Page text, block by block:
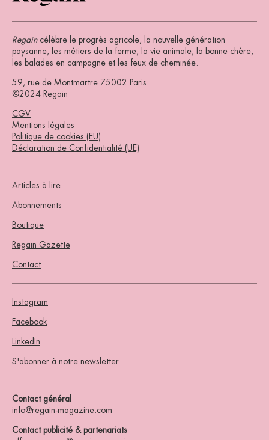
Regaincélèbre le progrès agricole, la nouvelle génération
paysanne, les métiers de la ferme, la vie animale, la bonne chère,
les balades en campagne et les feux de cheminée.
59, rue de Montmartre 75002 Paris
©2024 Regain
CGV
Mentions légales
Politique de cookies (EU)
Déclaration de Confidentialité (UE)
Articles à lire
Abonnements
Boutique
Regain Gazette
Contact
Instagram
Facebook
LinkedIn
S'abonner à notre newsletter
Contact général
info@regain-magazine.com
Contact publicité & partenariats